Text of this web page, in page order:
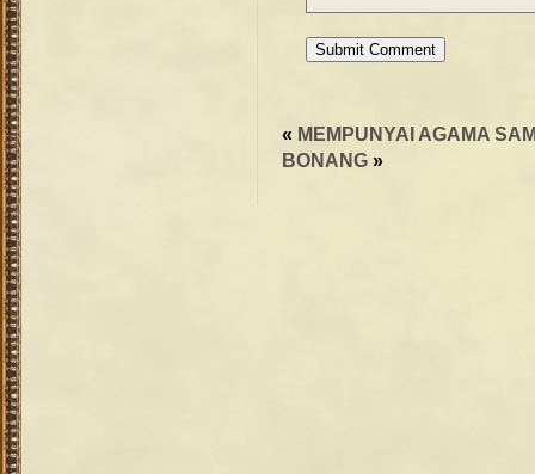
« MEMPUNYAI AGAMA
BONANG »